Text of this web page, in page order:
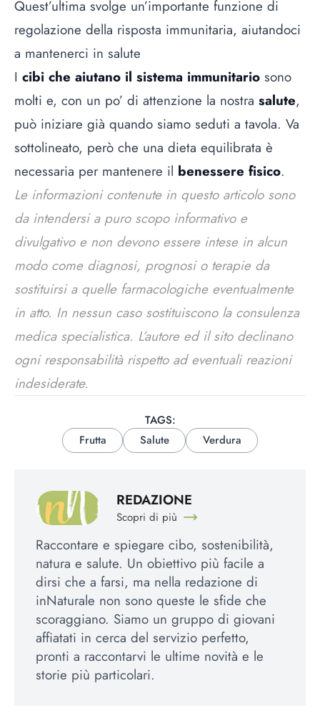
Quest’ultima svolge un’importante funzione di
regolazione della risposta immunitaria, aiutandoci
a mantenerci in salute
I cibi che aiutano il sistema immunitario sono
molti e, con un po’ di attenzione la nostra salute,
può iniziare già quando siamo seduti a tavola. Va
sottolineato, però che una dieta equilibrata è
necessaria per mantenere il benessere fisico.
Le informazioni contenute in questo articolo sono
da intendersi a puro scopo informativo e
divulgativo e non devono essere intese in alcun
modo come diagnosi, prognosi o terapie da
sostituirsi a quelle farmacologiche eventualmente
in atto. In nessun caso sostituiscono la consulenza
medica specialistica. L’autore ed il sito declinano
ogni responsabilità rispetto ad eventuali reazioni
indesiderate.
TAGS:
Frutta
Salute Verdura
REDAZIONE
Scopri di più
Raccontare e spiegare cibo, sostenibilità,
natura e salute. Un obiettivo più facile a
dirsi che a farsi, ma nella redazione di
inNaturale non sono queste le sfide che
scoraggiano. Siamo un gruppo di giovani
affiatati in cerca del servizio perfetto,
pronti a raccontarvi le ultime novità e le
storie più particolari.